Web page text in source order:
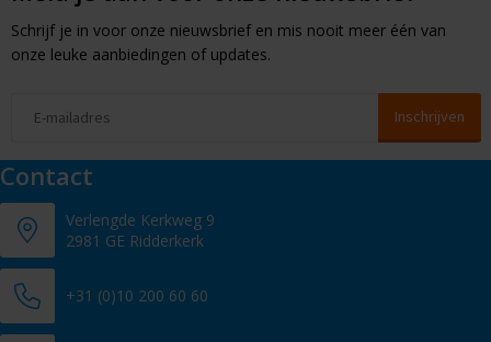
Schrijf je in voor onze nieuwsbrief en mis nooit meer één van
onze leuke aanbiedingen of updates.
Contact
Verlengde Kerkweg 9
2981 GE Ridderkerk
+31 (0)10 200 60 60